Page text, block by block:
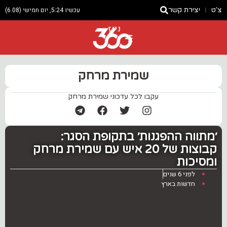
צ'ט יצירת קשר עכשיו 5:24, יום חמישי (6.08)
ניוז
שמירת מרחק
עקבו לכל עדכוני שמירת מרחק
׳מתווה ההפגנות׳ בתקופת הסגר:
קבוצות של 20 איש עם שמירת מרחק
ומסיכות
לפני 6 שנים
חדשות בארץ